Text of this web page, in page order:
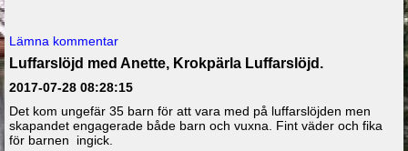
Lämna kommentar
Luffarslöjd med Anette, Krokpärla Luffarslöjd.
2017-07-28 08:28:15
Det kom ungefär 35 barn för att vara med på luffarslöjden men
skapandet engagerade både barn och vuxna. Fint väder och fika
för barnen ingick.